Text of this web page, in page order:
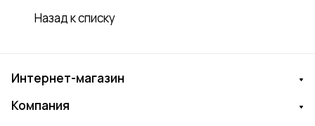
Назад к списку
Интернет-магазин
Компания